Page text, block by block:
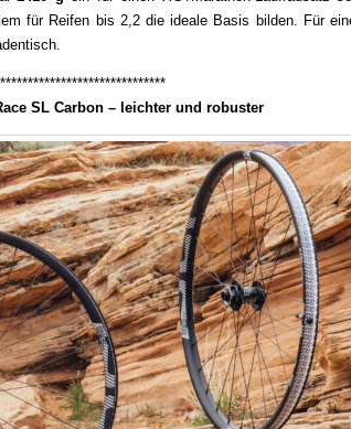
für Reifen bis 2,2 die ideale Basis bilden. Für
SL Carbon – leichter und robuster